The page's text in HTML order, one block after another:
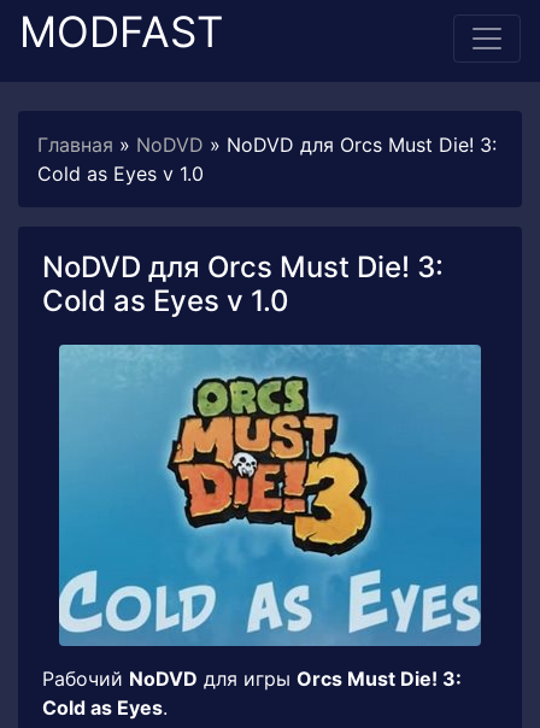
MODFAST
Главная » NoDVD » NoDVD для Orcs Must Die! 3:
Cold as Eyes v 1.0
NoDVD для Orcs Must Die! 3:
Cold as Eyes v 1.0
Рабочий NoDVD для игры Orcs Must Die! 3:
Cold as Eyes.